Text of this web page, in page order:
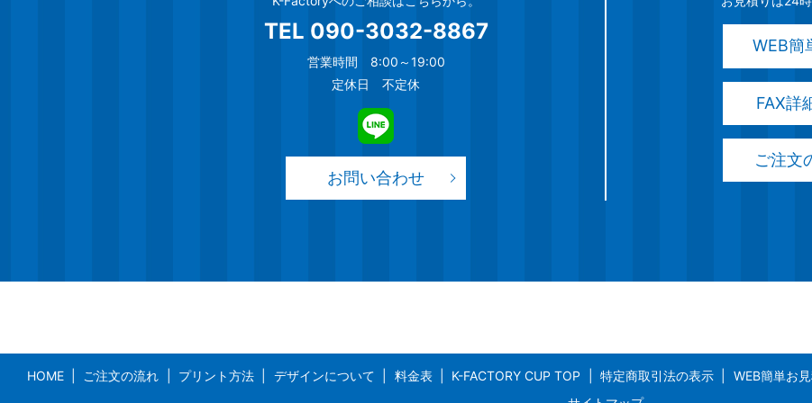
TEL 090-3032-8867
営業時間 8:00～19:00
定休日 不定休
お問い合わせ
WEB簡
FAX詳
ご注文
HOME ご注文の流れ プリント方法 デザインについて 料金表 K-FACTORY CUP TOP 特定商取引法の表示 WEB簡単お